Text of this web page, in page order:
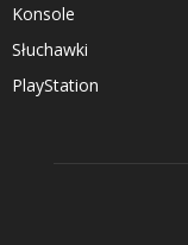
Konsole
Słuchawki
PlayStation